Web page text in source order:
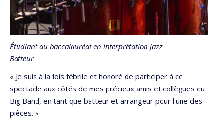
Étudiantau baccalauréat en interprétation jazz
Batteur
« Je suis à la fois fébrile et honoré de participer à ce
spectacle aux côtés de mes précieux amis et collègues du
Big Band, en tant que batteur et arrangeur pour l'une des
pièces. »